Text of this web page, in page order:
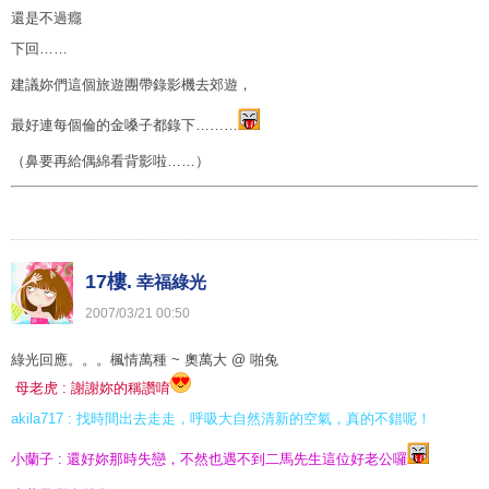
還是不過癮
下回……
建議妳們這個旅遊團帶錄影機去郊遊，
最好連每個倫的金嗓子都錄下………
（鼻要再給偶綿看背影啦……）
17樓. 幸福綠光
2007/03/21 00:50
綠光回應。。。楓情萬種 ~ 奧萬大 @ 啪兔
母老虎 : 謝謝妳的稱讚唷
akila717 : 找時間出去走走，呼吸大自然清新的空氣，真的不錯呢！
小蘭子 : 還好妳那時失戀，不然也遇不到二馬先生這位好老公囉